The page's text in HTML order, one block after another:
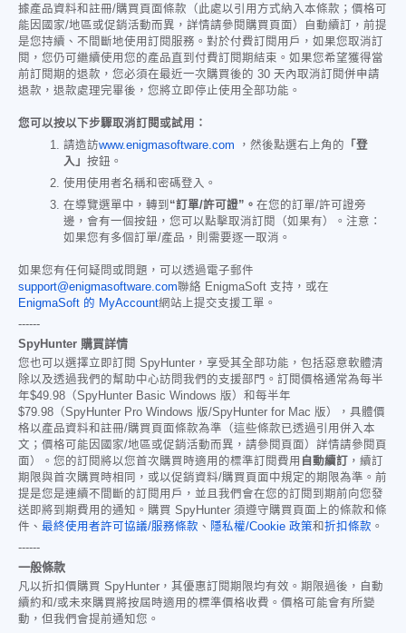
據產品資料和註冊/購買頁面條款（此處以引用方式納入本條款；價格可
能因國家/地區或促銷活動而異，詳情請參閱購買頁面）自動續訂，前提
是您持續、不間斷地使用訂閱服務。對於付費訂閱用戶，如果您取消訂
閱，您仍可繼續使用您的產品直到付費訂閱期結束。如果您希望獲得當
前訂閱期的退款，您必須在最近一次購買後的 30 天內取消訂閱併申請
退款，退款處理完畢後，您將立即停止使用全部功能。
您可以按以下步驟取消訂閱或試用：
請造訪www.enigmasoftware.com ，然後點選右上角的 「登
入」 按鈕。
使用使用者名稱和密碼登入。
在導覽選單中，轉到 “訂單/許可證”。 在您的訂單/許可證旁
邊，會有一個按鈕，您可以點擊取消訂閱（如果有）。注意：
如果您有多個訂單/產品，則需要逐一取消。
如果您有任何疑問或問題，可以透過電子郵件
support@enigmasoftware.com聯絡 EnigmaSoft 支持，或在
EnigmaSoft 的 MyAccount網站上提交支援工單。
------
SpyHunter 購買詳情
您也可以選擇立即訂閱 SpyHunter，享受其全部功能，包括惡意軟體清
除以及透過我們的幫助中心訪問我們的支援部門。訂閱價格通常為每半
年$49.98 （SpyHunter Basic Windows 版）和每半年
$79.98 （SpyHunter Pro Windows 版/SpyHunter for Mac 版），具體價
格以產品資料和註冊/購買頁面條款為準（這些條款已透過引用併入本
文；價格可能因國家/地區或促銷活動而異，請參閱頁面）詳情請參閱頁
面）。您的訂閱將以您首次購買時適用的標準訂閱費用 自動續訂
，續訂
期限與首次購買時相同，或以促銷資料/購買頁面中規定的期限為準。前
提是您是連續不間斷的訂閱用戶，並且我們會在您的訂閱到期前向您發
送即將到期費用的通知。購買 SpyHunter 須遵守購買頁面上的條款和條
件、 最終使用者許可協議/服務條款 、 隱私權/Cookie 政策和折扣條款 。
------
一般條款
凡以折扣價購買 SpyHunter，其優惠訂閱期限均有效。期限過後，自動
續約和/或未來購買將按屆時適用的標準價格收費。價格可能會有所變
動，但我們會提前通知您。